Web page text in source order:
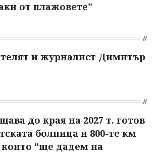
от плажовете"
и журналист Димитър
до края на 2027 т. готов
болница и 800-те км
които "ще дадем на